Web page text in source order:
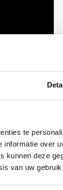
te
over
kunnen deze
van uw